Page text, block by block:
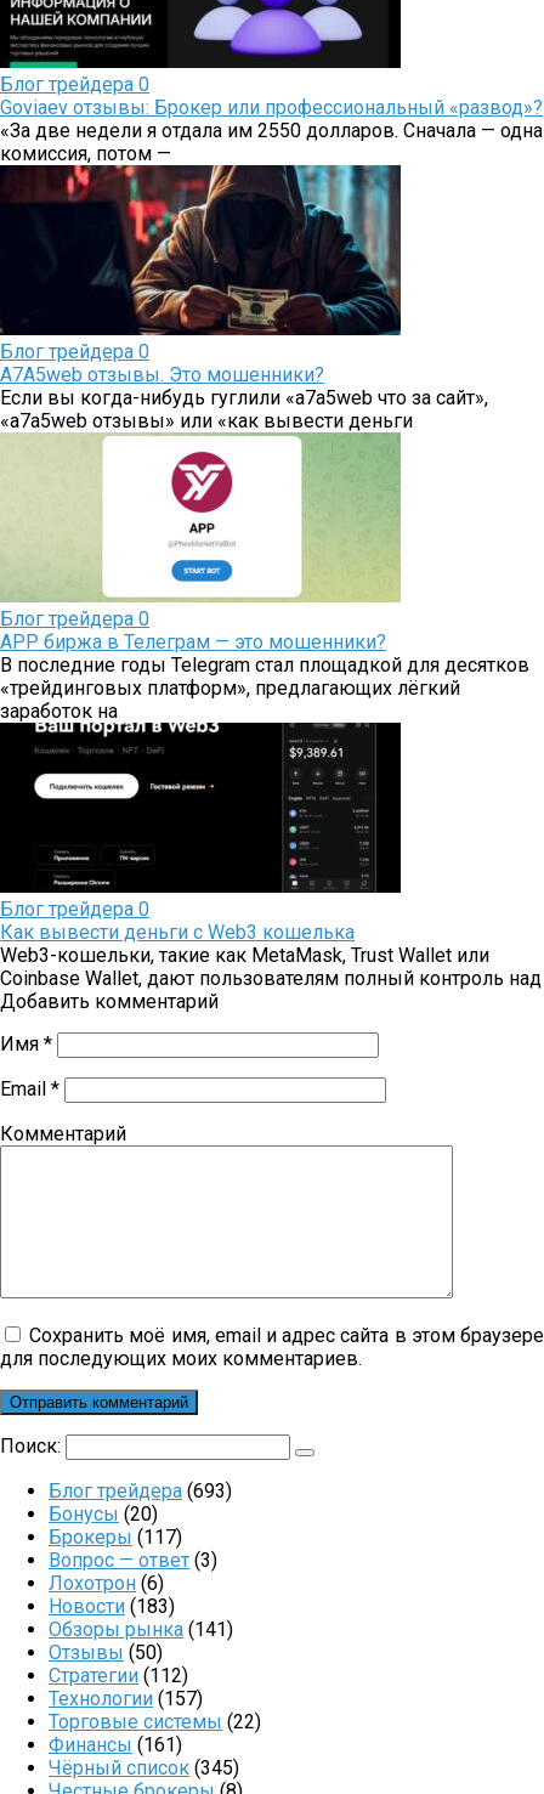
Блог трейдера 0
Goviaev отзывы: Брокер или профессиональный «развод»?
«За две недели я отдала им 2550 долларов. Сначала — одна
комиссия, потом —
Блог трейдера 0
A7A5web отзывы. Это мошенники?
Если вы когда-нибудь гуглили «a7a5web что за сайт»,
«a7a5web отзывы» или «как вывести деньги
Блог трейдера 0
APP биржа в Телеграм — это мошенники?
В последние годы Telegram стал площадкой для десятков
«трейдинговых платформ», предлагающих лёгкий
заработок на
Блог трейдера 0
Как вывести деньги с Web3 кошелька
Web3-кошельки, такие как MetaMask, Trust Wallet или
Coinbase Wallet, дают пользователям полный контроль над
Добавить комментарий
Имя *
Email *
Комментарий
Сохранить моё имя, email и адрес сайта в этом браузере
для последующих моих комментариев.
Поиск:
Блог трейдера (693)
Бонусы (20)
Брокеры (117)
Вопрос — ответ (3)
Лохотрон (6)
Новости (183)
Обзоры рынка (141)
Отзывы (50)
Стратегии (112)
Технологии (157)
Торговые системы (22)
Финансы (161)
Чёрный список (345)